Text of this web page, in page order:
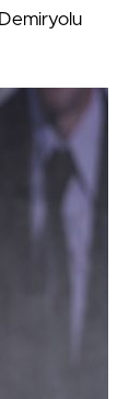
Demiryolu